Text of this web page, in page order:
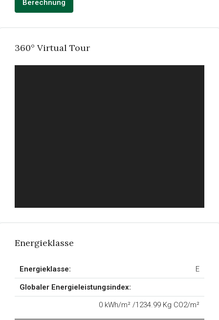
Berechnung
360° Virtual Tour
Energieklasse
Energieklasse: E
Globaler Energieleistungsindex:
0 kWh/m² /1234.99 Kg CO2/m²